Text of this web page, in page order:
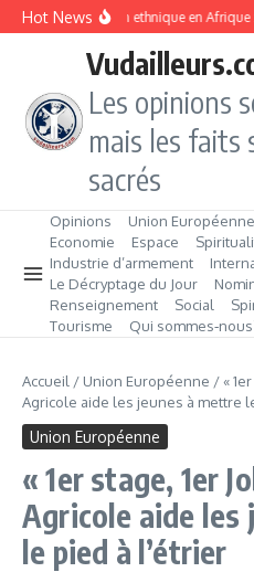
Aller au contenu
Hot NewsDivision ethnique en Afrique
Les opinions
mais les faits
sacrés
Opinions Union Européenne
Economie
Espace
Industrie d’armement
Le Décryptage du Jour
Renseignement
Social
Tourisme
Qui
Accueil / Union Européenne /«
Agricole aide les jeunes à mettre
Union Européenne
« 1er stage, 1er
Agricole aide les
le pied à l’étrier